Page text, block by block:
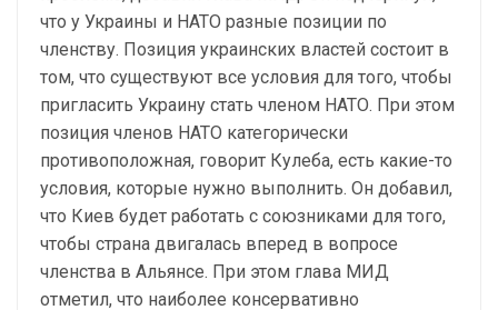
что у Украины и НАТО разные позиции по
членству. Позиция украинских властей состоит в
том, что существуют все условия для того, чтобы
пригласить Украину стать членом НАТО. При этом
позиция членов НАТО категорически
противоположная, говорит Кулеба, есть какие-то
условия, которые нужно выполнить. Он добавил,
что Киев будет работать с союзниками для того,
чтобы страна двигалась вперед в вопросе
членства в Альянсе. При этом глава МИД
отметил, что наиболее консервативно